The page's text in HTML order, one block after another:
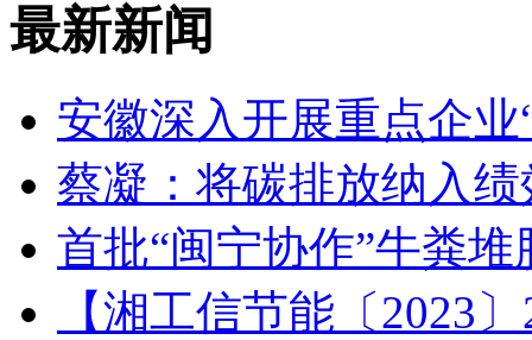
最新新闻
安徽深入开展重点企
蔡凝：将碳排放纳入
首批“闽宁协作”牛粪
【湘工信节能〔2023